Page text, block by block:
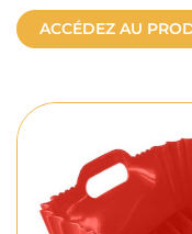
ACCÉDEZ AU